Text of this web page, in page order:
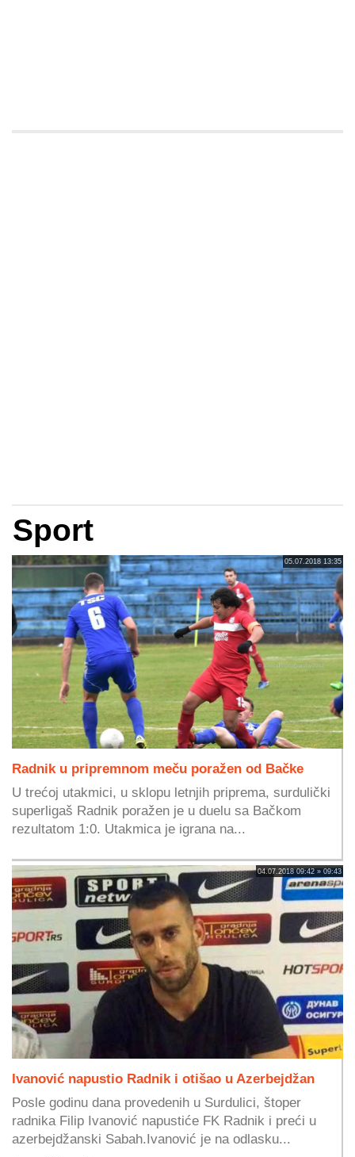
Sport
05.07.2018 13:35
Radnik u pripremnom meču poražen od Bačke
U trećoj utakmici, u sklopu letnjih priprema, surdulički
superligaš Radnik poražen je u duelu sa Bačkom
rezultatom 1:0. Utakmica je igrana na...
04.07.2018 09:42 » 09:43
Ivanović napustio Radnik i otišao u Azerbejdžan
Posle godinu dana provedenih u Surdulici, štoper
radnika Filip Ivanović napustiće FK Radnik i preći u
azerbejdžanski Sabah.Ivanović je na odlasku...